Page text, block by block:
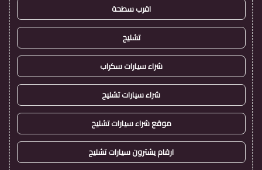
اقرب سطحة
تشليح
شراء سيارات سكراب
شراء سيارات تشليح
موقع شراء سيارات تشليح
ارقام يشترون سيارات تشليح